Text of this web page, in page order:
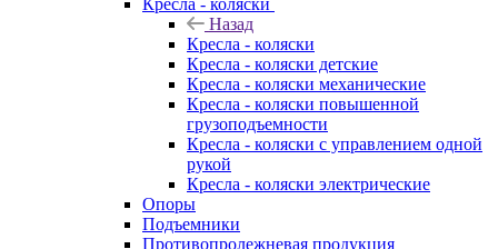
Назад
Кресла - коляски
Кресла - коляски детские
Кресла - коляски механические
Кресла - коляски повышенной
грузоподъемности
Кресла - коляски с управлением одной
рукой
Кресла - коляски электрические
Опоры
Подъемники
Противопролежневая продукция